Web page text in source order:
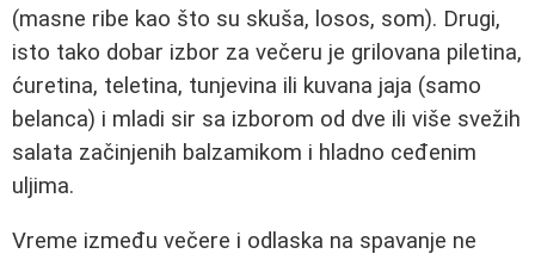
(masne ribe kao što su skuša, losos, som). Drugi,
isto tako dobar izbor za večeru je grilovana piletina,
ćuretina, teletina, tunjevina ili kuvana jaja (samo
belanca) i mladi sir sa izborom od dve ili više svežih
salata začinjenih balzamikom i hladno ceđenim
uljima.
Vreme između večere i odlaska na spavanje ne